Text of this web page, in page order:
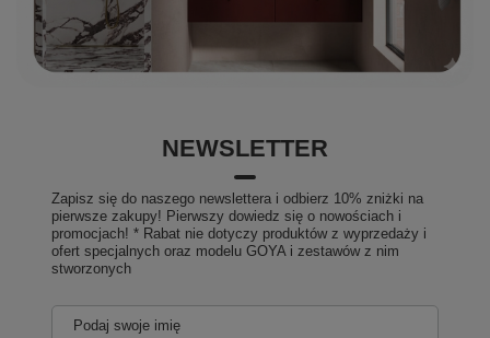
NEWSLETTER
Zapisz się do naszego newslettera i odbierz 10% zniżki na
pierwsze zakupy! Pierwszy dowiedz się o nowościach i
promocjach! * Rabat nie dotyczy produktów z wyprzedaży i
ofert specjalnych oraz modelu GOYA i zestawów z nim
stworzonych
Podaj swoje imię